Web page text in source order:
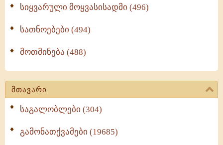
სიყვარული მოყვასისადმი (496)
სათნოებები (494)
მოთმინება (488)
მთავარი
საგალობლები (304)
გამონათქვამები (19685)